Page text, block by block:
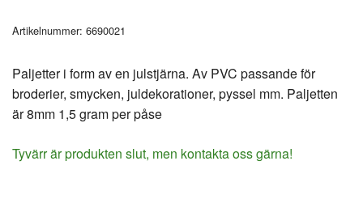
Artikelnummer: 6690021
Paljetter i form av en julstjärna. Av PVC passande för
broderier, smycken, juldekorationer, pyssel mm. Paljetten
är 8mm 1,5 gram per påse
Tyvärr är produkten slut, men kontakta oss gärna!